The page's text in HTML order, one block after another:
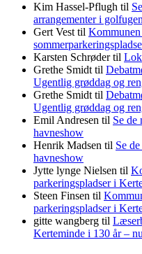
Kim Hassel-Pflugh til
arrangementer i golfugen
Gert Vest til
Karsten Schrødertil
Grethe Smidt til
Ugentlig grøddag og
Grethe Smidt til
Ugentlig grøddag og
Emil Andresen til Se de
havneshow
Henrik Madsen til Se
havneshow
Jytte lynge Nielsen til
parkeringspladser i
Steen Finsen til
parkeringspladser i
gitte wangberg til
Kerteminde i 130 år –